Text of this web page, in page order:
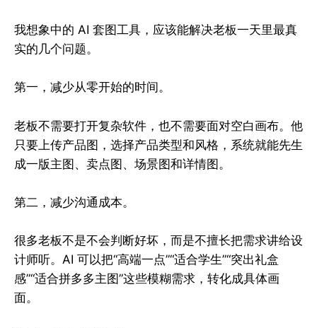
我想象中的 AI 套图工具，应该能解决老板一天里最真
实的几个问题。
第一，减少从零开始的时间。
老板不需要打开复杂软件，也不需要面对空白画布。他
只要上传产品图，选择产品类型和风格，系统就能先生
成一版主图、卖点图、场景图和详情图。
第二，减少沟通成本。
很多老板不是不会判断好坏，而是不擅长把需求讲给设
计师听。AI 可以把“高端一点”“适合学生”“突出礼盒
感”“适合拼多多主图”这些模糊需求，转化成具体画
面。